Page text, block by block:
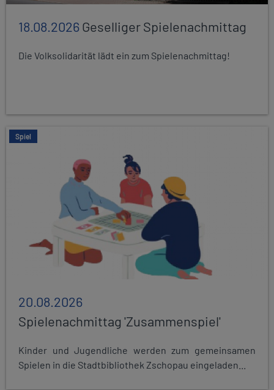
18.08.2026Geselliger Spielenachmittag
Die Volksolidarität lädt ein zum Spielenachmittag!
Spiel
20.08.2026
Spielenachmittag 'Zusammenspiel'
Kinder und Jugendliche werden zum gemeinsamen
Spielen in die Stadtbibliothek Zschopau eingeladen...